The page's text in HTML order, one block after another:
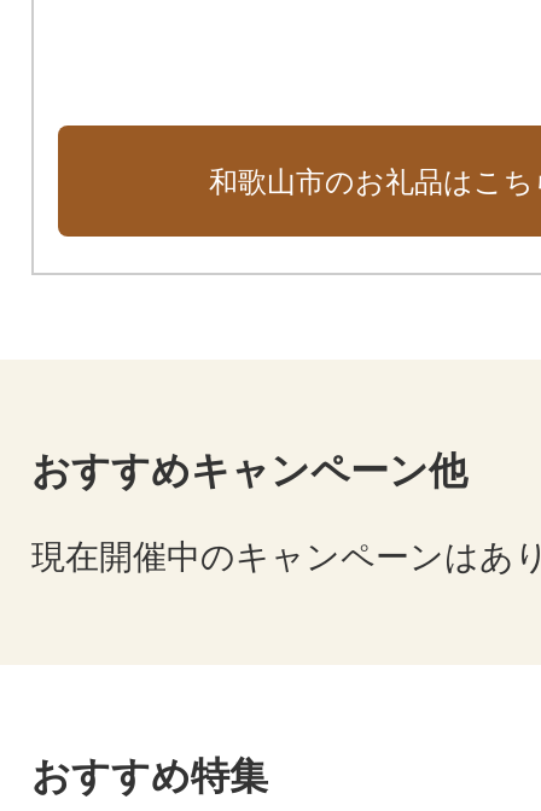
和歌山市のお礼品はこち
おすすめキャンペーン他
現在開催中のキャンペーンはあ
おすすめ特集